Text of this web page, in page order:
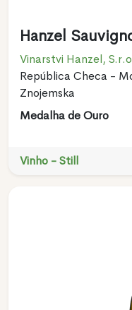
Hanzel
Vinarstvi Hanzel, S.r.o
República Checa -
Znojemska
Medalha de Ouro
Vinho - Still